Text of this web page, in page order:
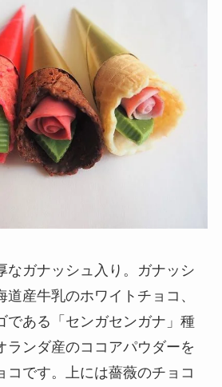
なガナッシュ入り。ガナッシ
道産牛乳のホワイトチョコ、
である「センガセンガナ」種
ランダ産のココアパウダーを
コです。上には薔薇のチョコ